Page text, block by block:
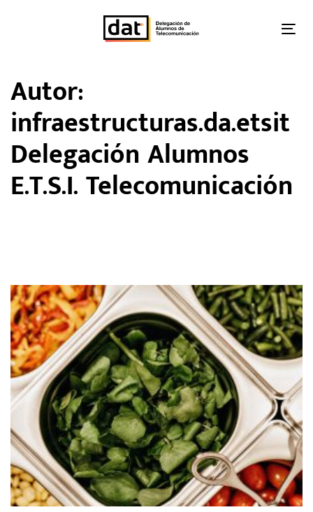
Skip
content
Autor:
infraestructuras.da.etsit
Delegación Alumnos
E.T.S.I. Telecomunicación